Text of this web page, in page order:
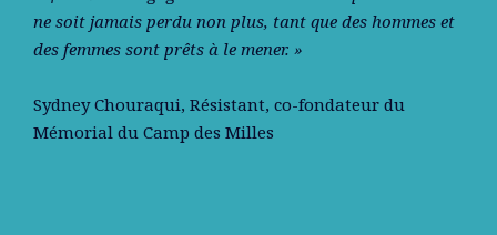
ne soit jamais perdu non plus, tant que des hommes et
des femmes sont prêts à le mener. »
Sydney Chouraqui, Résistant, co-fondateur du
Mémorial du Camp des Milles